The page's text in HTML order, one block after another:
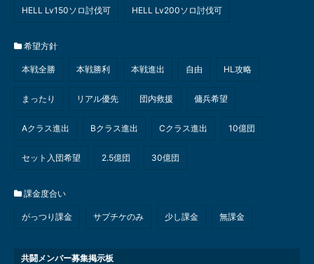
HELL Lv150ソロ討伐可 HELL Lv200ソロ討伐可
希望方針
本戦全勝 本戦勝利 本戦進出 自由 HL攻略
まったり リアル優先 団内救援 傭兵希望
Aクラス進出 Bクラス進出 Cクラス進出 10億団
セット入団希望 2.5億団 30億団
課金度合い
がっつり課金 サプチケのみ 少し課金 無課金
共闘メンバー募集掲示板